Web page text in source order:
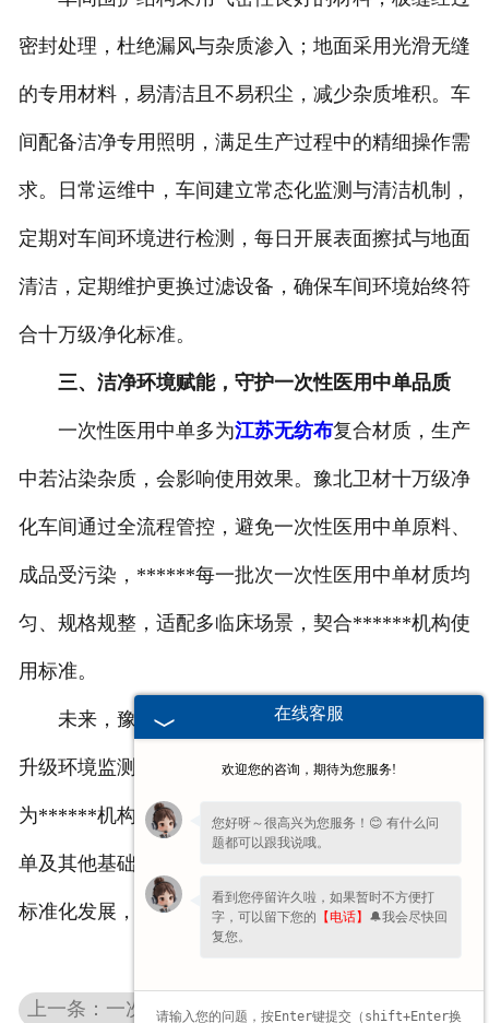
密封处理，杜绝漏风与杂质渗入；地面采用光滑无缝
的专用材料，易清洁且不易积尘，减少杂质堆积。车
间配备洁净专用照明，满足生产过程中的精细操作需
求。日常运维中，车间建立常态化监测与清洁机制，
定期对车间环境进行检测，每日开展表面擦拭与地面
清洁，定期维护更换过滤设备，确保车间环境始终符
合十万级净化标准。
三、洁净环境赋能，守护一次性医用中单品质
一次性医用中单多为江苏无纺布复合材质，生产
中若沾染杂质，会影响使用效果。豫北卫材十万级净
化车间通过全流程管控，避免一次性医用中单原料、
成品受污染，******每一批次一次性医用中单材质均
匀、规格规整，适配多临床场景，契合******机构使
用标准。
未来，豫北卫材将持续优化净化车间运维管理，
升级环境监测技术，以更严苛的标准把控生产环境，
为******机构提供合规、稳定、适配的一次性医用中
单及其他基础医用耗材，助力医用耗材行业规范化、
标准化发展，为临床护理工作提供可靠的基础支撑。
上一条：一次性医用中单使用误区：这些细节你可能忽略了
在线客服
欢迎您的咨询，期待为您服务!
您好呀～很高兴为您服务！😊 有什么问
题都可以跟我说哦。
看到您停留许久啦，如果暂时不方便打
字，可以留下您的 【电话】 🔔我会尽快回
复您。